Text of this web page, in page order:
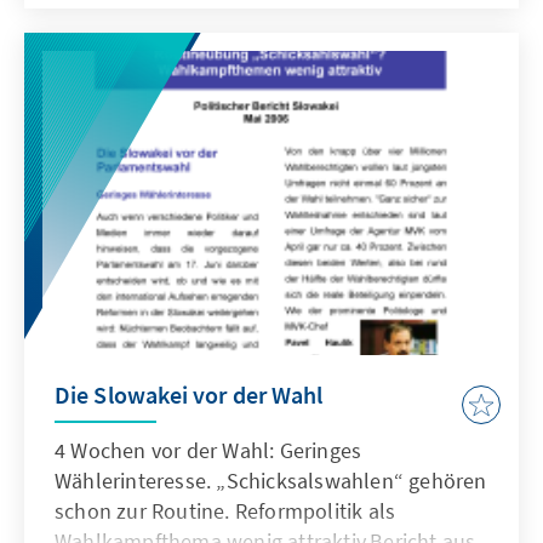
Die Slowakei vor der Wahl
4 Wochen vor der Wahl: Geringes
Wählerinteresse. „Schicksalswahlen“ gehören
schon zur Routine. Reformpolitik als